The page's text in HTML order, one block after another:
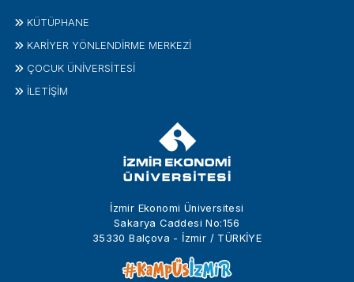
İzmir Ekonomi Üniversitesi
Sakarya Caddesi No:156
35330 Balçova - İzmir / TÜRKİYE
KÜTÜPHANE
KARİYER YÖNLENDİRME MERKEZİ
ÇOCUK ÜNIVERSITESI
İLETIŞIM